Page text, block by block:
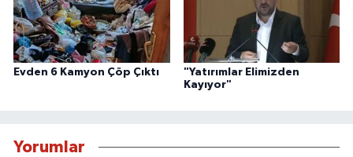
Evden 6 Kamyon Çöp Çıktı
"Yatırımlar Elimizden
Kayıyor"
Yorumlar